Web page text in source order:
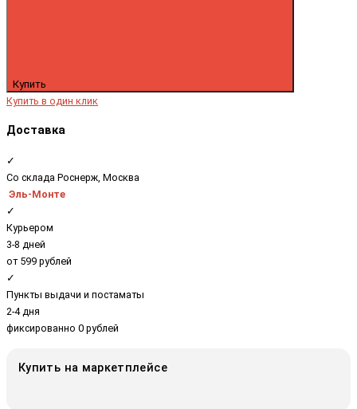
Купить
Купить в один клик
Доставка
✓
Со склада Роснерж, Москва
Эль-Монте
✓
Курьером
3-8 дней
от 599 рублей
✓
Пункты выдачи и постаматы
2-4 дня
фиксированно 0 рублей
Купить на маркетплейсе